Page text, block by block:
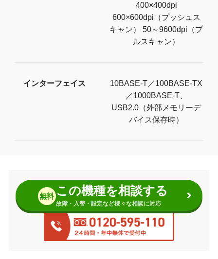
400×400dpi
600×600dpi（プッシュス
キャン） 50～9600dpi（プ
ルスキャン）
インターフェイス
10BASE-T／100BASE-TX
／1000BASE-T、
USB2.0（外部メモリーデ
バイス保存時）
無料 この機種を相談する
故障・入替・設定など様々な相談に対応